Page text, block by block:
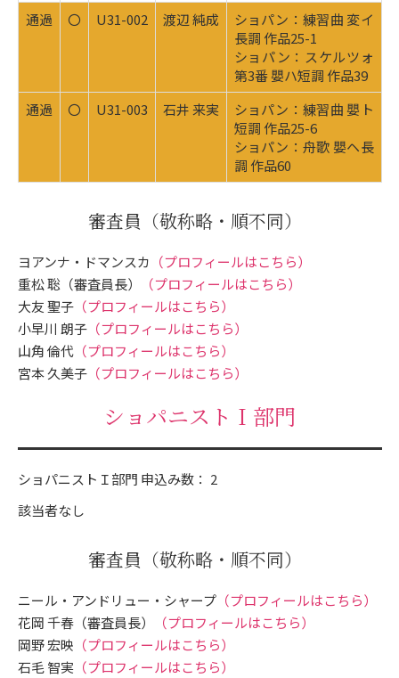
通過 〇 U31-002 渡辺 純成
ショパン：練習曲 変イ
長調 作品25-1
ショパン：スケルツォ
第3番 嬰ハ短調 作品39
通過
〇 U31-003 石井 来実
ショパン：練習曲 嬰ト
短調 作品25-6
ショパン：舟歌 嬰ヘ長
調 作品60
審査員 （敬称略・順不同）
ヨアンナ・ドマンスカ （プロフィールはこちら）
重松 聡（審査員長）
（プロフィールはこちら）
大友 聖子（プロフィールはこちら）
小早川 朗子（プロフィールはこちら）
山角 倫代（プロフィールはこちら）
宮本 久美子（プロフィールはこちら）
ショパニストＩ部門
ショパニストＩ部門 申込み数： 2
該当者なし
審査員 （敬称略・順不同）
ニール・アンドリュー・シャープ（プロフィールはこちら）
花岡 千春（審査員長）
（プロフィールはこちら）
岡野 宏映 （プロフィールはこちら）
石毛 智実（プロフィールはこちら）